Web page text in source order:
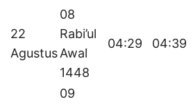
22
Agustus
08
Rabi’ul
Awal
1448
04:29 04:39
09